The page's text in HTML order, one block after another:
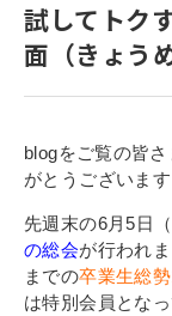
寄付金のご案内
在校生の皆さまへ
卒業生の皆さまへ
新着情報
試してトク
面（きょう
blogをご覧の皆
がとうございます
先週末の6月5日（
の総会が行われ
までの卒業生総
は特別会員とな